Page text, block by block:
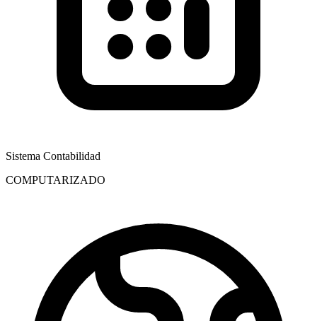
Sistema Contabilidad
COMPUTARIZADO